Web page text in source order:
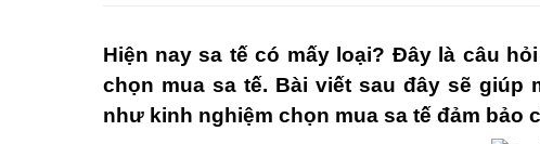
Hiện nay sa tế có mấy loại? Đây là câu
chọn mua sa tế. Bài viết sau đây sẽ
như kinh nghiệm chọn mua sa tế đảm bảo